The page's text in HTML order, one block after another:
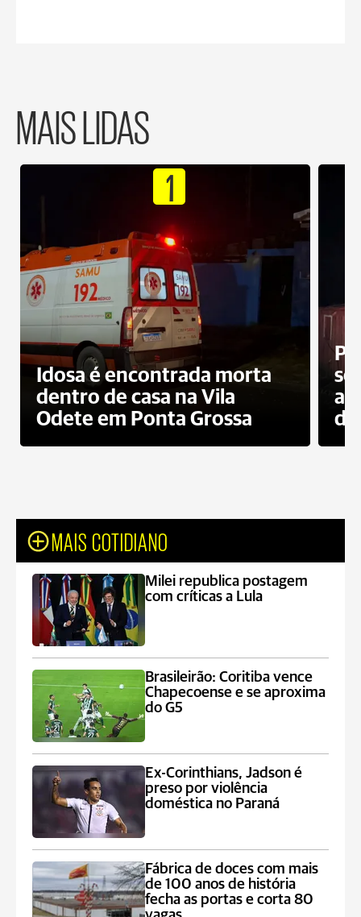
MAIS LIDAS
1
Idosa é encontrada morta
dentro de casa na Vila
Odete em Ponta Grossa
do
MAIS COTIDIANO
Milei republica postagem
com críticas a Lula
Brasileirão: Coritiba vence
Chapecoense e se aproxima
do G5
Ex-Corinthians, Jadson é
preso por violência
doméstica no Paraná
Fábrica de doces com mais
de 100 anos de história
fecha as portas e corta 80